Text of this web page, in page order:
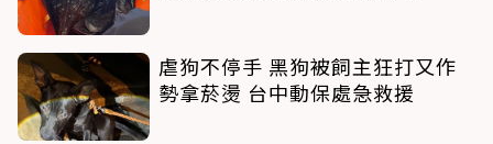
虐狗不停手 黑狗被飼主狂打又作
勢拿菸燙 台中動保處急救援